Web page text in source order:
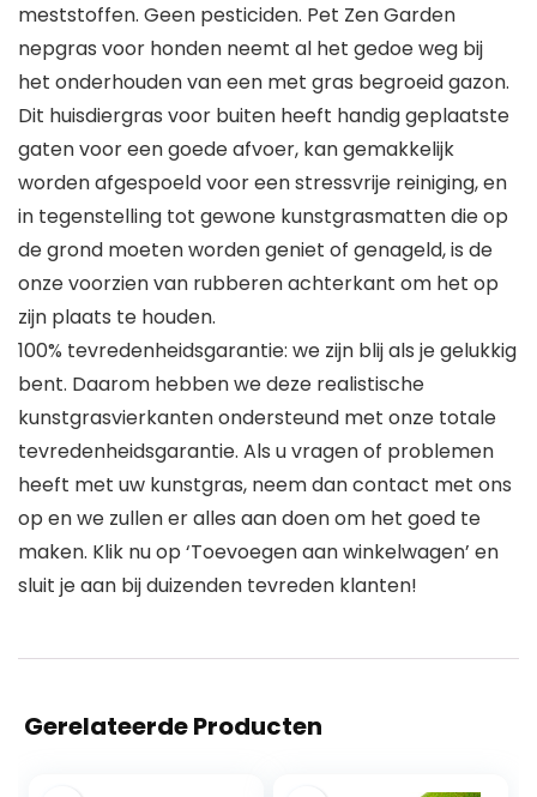
meststoffen. Geen pesticiden. Pet Zen Garden
nepgras voor honden neemt al het gedoe weg bij
het onderhouden van een met gras begroeid gazon.
Dit huisdiergras voor buiten heeft handig geplaatste
gaten voor een goede afvoer, kan gemakkelijk
worden afgespoeld voor een stressvrije reiniging, en
in tegenstelling tot gewone kunstgrasmatten die op
de grond moeten worden geniet of genageld, is de
onze voorzien van rubberen achterkant om het op
zijn plaats te houden.
100% tevredenheidsgarantie: we zijn blij als je gelukkig
bent. Daarom hebben we deze realistische
kunstgrasvierkanten ondersteund met onze totale
tevredenheidsgarantie. Als u vragen of problemen
heeft met uw kunstgras, neem dan contact met ons
op en we zullen er alles aan doen om het goed te
maken. Klik nu op ‘Toevoegen aan winkelwagen’ en
sluit je aan bij duizenden tevreden klanten!
Gerelateerde Producten